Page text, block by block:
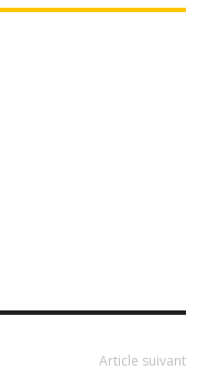
Article suivant